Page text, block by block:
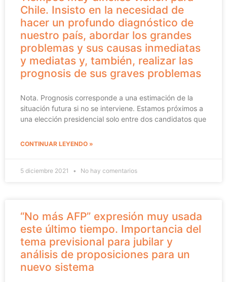
Chile. Insisto en la necesidad de
hacer un profundo diagnóstico de
nuestro país, abordar los grandes
problemas y sus causas inmediatas
y mediatas y, también, realizar las
prognosis de sus graves problemas
Nota. Prognosis corresponde a una estimación de la
situación futura si no se interviene. Estamos próximos a
una elección presidencial solo entre dos candidatos que
CONTINUAR LEYENDO »
5 diciembre 2021 No hay comentarios
“No más AFP” expresión muy usada
este último tiempo. Importancia del
tema previsional para jubilar y
análisis de proposiciones para un
nuevo sistema